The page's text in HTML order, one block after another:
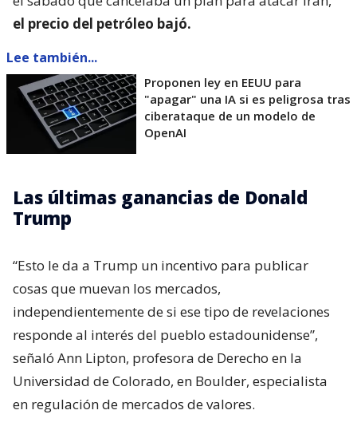
el precio del petróleo bajó.
Lee también...
Proponen ley en EEUU para
"apagar" una IA si es peligrosa tras
ciberataque de un modelo de
OpenAI
Las últimas ganancias de Donald
Trump
“Esto le da a Trump un incentivo para publicar
cosas que muevan los mercados,
independientemente de si ese tipo de revelaciones
responde al interés del pueblo estadounidense”,
señaló Ann Lipton, profesora de Derecho en la
Universidad de Colorado, en Boulder, especialista
en regulación de mercados de valores.